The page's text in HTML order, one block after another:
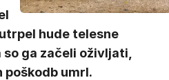
hude telesne
ga začeli oživljati,
poškodb umrl.